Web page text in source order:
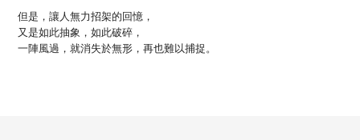
但是，讓人無力招架的回憶，
又是如此抽象，如此破碎，
一陣風過，就消失於無形，再也難以捕捉。